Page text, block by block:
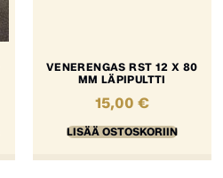
VENERENGAS RST 12 X 80
MM LÄPIPULTTI
15,00 €
LISÄÄ OSTOSKORIIN